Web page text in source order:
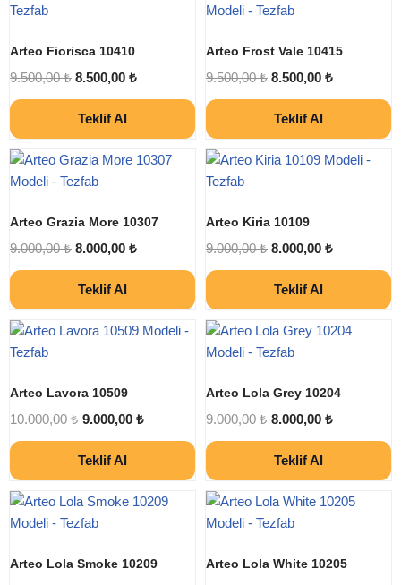
Arteo Fiorisca 10410
9.500,00₺ 8.500,00 ₺
Teklif Al
Arteo Frost Vale 10415
9.500,00₺ 8.500,00 ₺
Teklif Al
Arteo Grazia More 10307
9.000,00₺ 8.000,00 ₺
Teklif Al
Arteo Kiria 10109
9.000,00₺ 8.000,00 ₺
Teklif Al
Arteo Lavora 10509
10.000,00₺ 9.000,00 ₺
Teklif Al
Arteo Lola Grey 10204
9.000,00₺ 8.000,00 ₺
Teklif Al
Arteo Lola Smoke 10209 Arteo Lola White 10205